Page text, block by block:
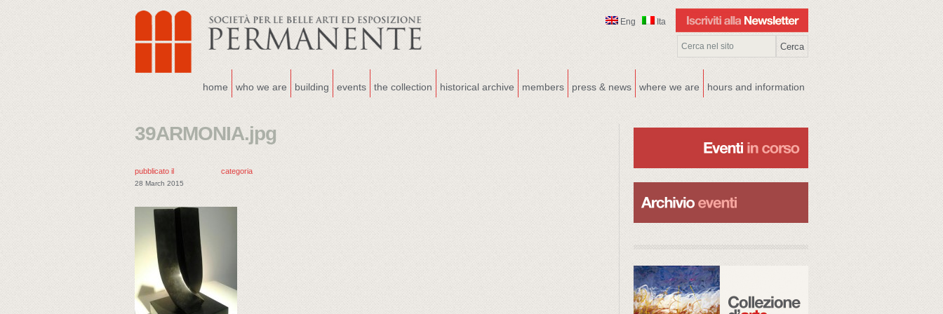
Eng Ita
home who we are building events the collection historical archive members press & news where we are hours and information
39ARMONIA.jpg
pubblicato il
28 March 2015
categoria